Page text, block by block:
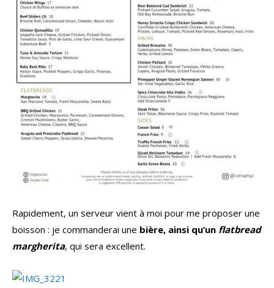
Rapidement, un serveur vient à moi pour me proposer une
boisson : je commanderai une bière, ainsi qu’un flatbread
margherita, qui sera excellent.